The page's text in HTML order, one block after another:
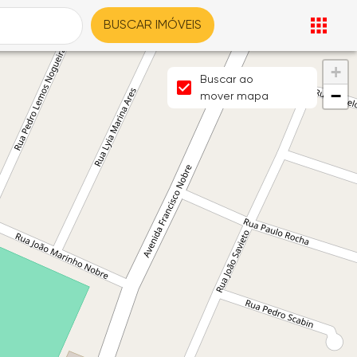
BUSCAR IMÓVEIS
+
−
Buscar ao
mover mapa